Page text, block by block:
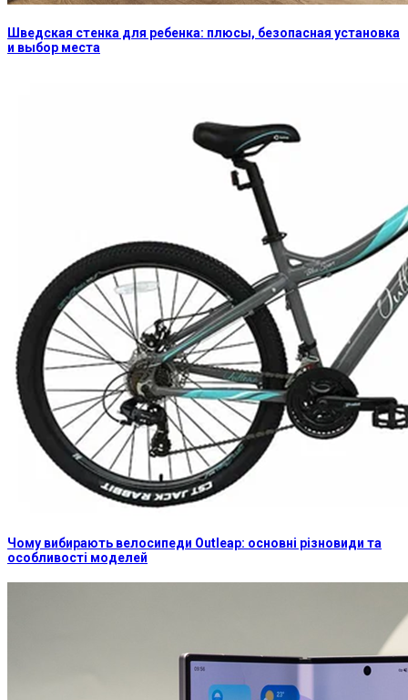
Шведская стенка для ребенка: плюсы, безопасная установка
и выбор места
Чому вибирають велосипеди Outleap: основні різновиди та
особливості моделей